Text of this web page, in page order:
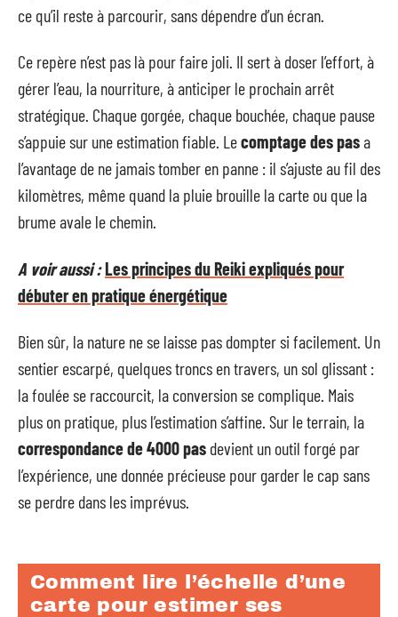
ce qu’il reste à parcourir, sans dépendre d’un écran.
Ce repère n’est pas là pour faire joli. Il sert à doser l’effort, à
gérer l’eau, la nourriture, à anticiper le prochain arrêt
stratégique. Chaque gorgée, chaque bouchée, chaque pause
s’appuie sur une estimation fiable. Lecomptage des pasa
l’avantage de ne jamais tomber en panne : il s’ajuste au fil des
kilomètres, même quand la pluie brouille la carte ou que la
brume avale le chemin.
A voir aussi :Les principes du Reiki expliqués pour
débuter en pratique énergétique
Bien sûr, la nature ne se laisse pas dompter si facilement. Un
sentier escarpé, quelques troncs en travers, un sol glissant :
la foulée se raccourcit, la conversion se complique. Mais
plus on pratique, plus l’estimation s’affine. Sur le terrain, la
correspondance de 4000 pas devient un outil forgé par
l’expérience, une donnée précieuse pour garder le cap sans
se perdre dans les imprévus.
Comment lire l’échelle d’une
carte pour estimer ses